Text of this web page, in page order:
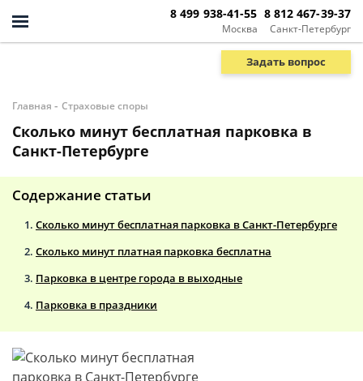
Москва
8 499 938-41-55
Санкт-Петербург
8 812 467-39-37
Задать вопрос
Главная - Страховые споры
Сколько минут бесплатная парковка в
Санкт-Петербурге
Содержание статьи
Сколько минут бесплатная парковка в Санкт-Петербурге
Сколько минут платная парковка бесплатна
Парковка в центре города в выходные
Парковка в праздники